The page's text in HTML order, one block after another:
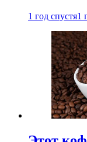
1 год спустя1